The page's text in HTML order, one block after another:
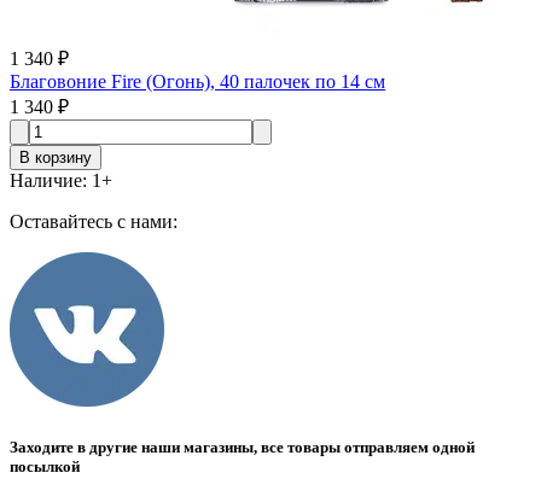
1 340 ₽
Благовоние Fire (Огонь), 40 палочек по 14 см
1 340 ₽
В корзину
Наличие: 1+
Оставайтесь с нами:
Заходите в другие наши магазины, все товары отправляем одной
посылкой